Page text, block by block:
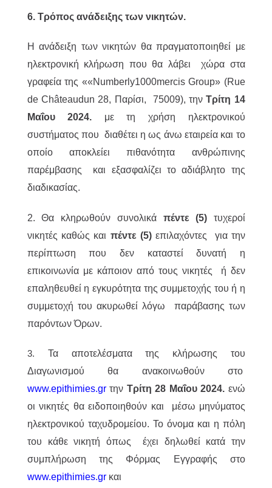
6. Τρόπος ανάδειξης των νικητών.
Η ανάδειξη των νικητών θα πραγματοποιηθεί με
ηλεκτρονική κλήρωση που θα λάβει χώρα στα
γραφεία της ««Numberly1000mercis Group» (Rue
de Châteaudun 28, Παρίσι, 75009), τηνΤρίτη 14
Μαΐου 2024. με τη χρήση ηλεκτρονικού
συστήματος που διαθέτει η ως άνω εταιρεία και το
οποίο αποκλείει πιθανότητα ανθρώπινης
παρέμβασης και εξασφαλίζει το αδιάβλητο της
διαδικασίας.
2. Θα κληρωθούν συνολικά πέντε (5) τυχεροί
νικητές καθώς και πέντε (5)επιλαχόντες για την
περίπτωση που δεν καταστεί δυνατή η
επικοινωνία με κάποιον από τους νικητές ή δεν
επαληθευθεί η εγκυρότητα της συμμετοχής του ή η
συμμετοχή του ακυρωθεί λόγω παράβασης των
παρόντων Όρων.
3. Τα αποτελέσματα της κλήρωσης του
Διαγωνισμού θα ανακοινωθούν στο
www.epithimies.grτην Τρίτη 28 Μαΐου 2024.ενώ
οι νικητές θα ειδοποιηθούν και μέσω μηνύματος
ηλεκτρονικού ταχυδρομείου. Το όνομα και η πόλη
του κάθε νικητή όπως έχει δηλωθεί κατά την
συμπλήρωση της Φόρμας Εγγραφής στο
www.epithimies.gr και